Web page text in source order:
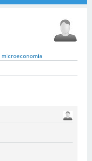
microeconomía